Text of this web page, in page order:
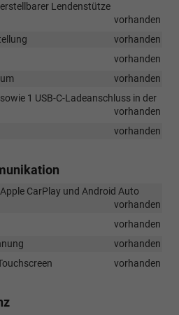
Lendenstütze
vorhanden
vorhanden
vorhanden
vorhanden
1 USB-C-Ladeanschluss in der
vorhanden
vorhanden
CarPlay und Android Auto
vorhanden
vorhanden
vorhanden
vorhanden